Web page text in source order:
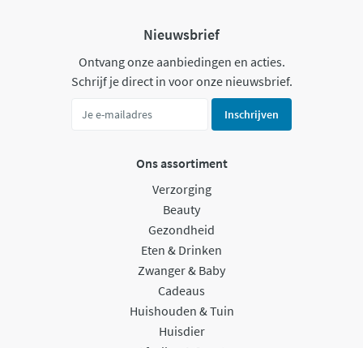
Nieuwsbrief
Ontvang onze aanbiedingen en acties.
Schrijf je direct in voor onze nieuwsbrief.
Inschrijven
Ons assortiment
Verzorging
Beauty
Gezondheid
Eten & Drinken
Zwanger & Baby
Cadeaus
Huishouden & Tuin
Huisdier